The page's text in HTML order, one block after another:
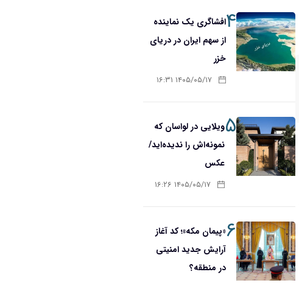
۴افشاگری یک نماینده
از سهم ایران در دریای
خزر
۱۴۰۵/۰۵/۱۷ ۱۶:۳۱
۵ویلایی در لواسان که
نمونه‌اش را ندیده‌اید/
عکس
۱۴۰۵/۰۵/۱۷ ۱۶:۲۶
۶«پیمان مکه»؛ کد آغاز
آرایش جدید امنیتی
در منطقه؟